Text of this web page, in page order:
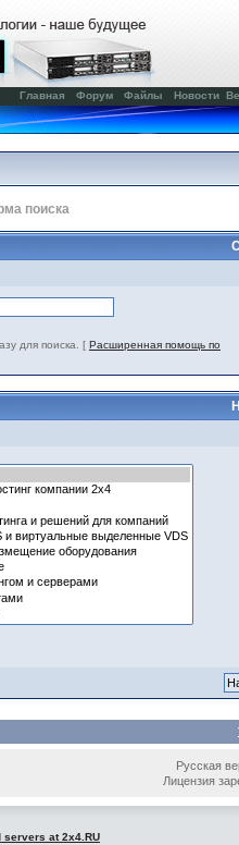
Главная Форум Файлы Новости
поиска
для поиска. [ Расширенная помощь по
Русская
Лицензия
servers at 2x4.RU